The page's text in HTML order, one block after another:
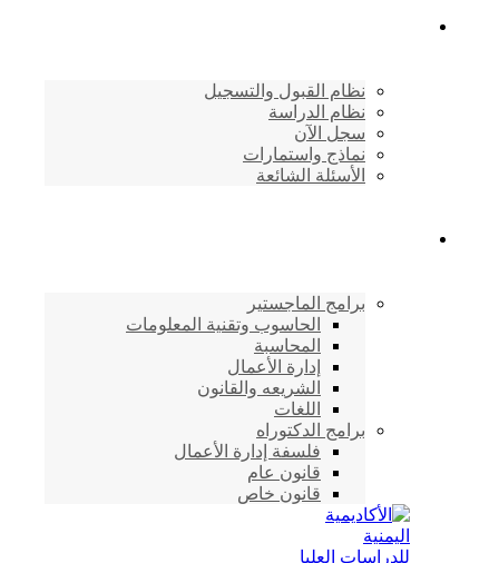
نظام القبول والتسجيل
نظام الدراسة
سجل الآن
نماذج واستمارات
الأسئلة الشائعة
برامج الماجستير
الحاسوب وتقنية المعلومات
المحاسبة
إدارة الأعمال
الشريعه والقانون
اللغات
برامج الدكتوراه
فلسفة إدارة الأعمال
قانون عام
قانون خاص